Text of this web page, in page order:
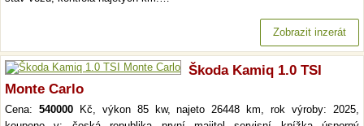
Zobrazit inzerát
Škoda Kamiq 1.0 TSI
Monte Carlo
Cena: 540000Kč, výkon 85 kw, najeto 26448 km, rok výroby: 2025,